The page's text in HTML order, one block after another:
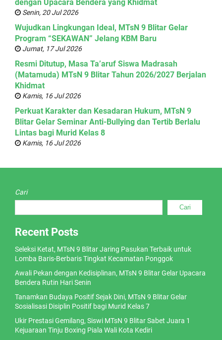
dengan Upacara Bendera yang Khidmat
Senin, 20 Jul 2026
Wujudkan Lingkungan Ideal, MTsN 9 Blitar Gelar
Program “SEKAWAN” Jelang KBM Baru
Jumat, 17 Jul 2026
Resmi Ditutup, Masa Ta’aruf Siswa Madrasah
(Matamuda) MTsN 9 Blitar Tahun 2026/2027 Berjalan
Khidmat
Kamis, 16 Jul 2026
Perkuat Karakter dan Kesadaran Hukum, MTsN 9
Blitar Gelar Seminar Anti-Bullying dan Tertib Berlalu
Lintas bagi Murid Kelas 8
Kamis, 16 Jul 2026
Cari
Cari
Recent Posts
Seleksi Ketat, MTsN 9 Blitar Jaring Pasukan Terbaik untuk
Lomba Baris-Berbaris Tingkat Kecamatan Ponggok
Awali Pekan dengan Kedisiplinan, MTsN 9 Blitar Gelar Upacara
Bendera Rutin Hari Senin
Tanamkan Budaya Positif Sejak Dini, MTsN 9 Blitar Gelar
Sosialisasi Disiplin Positif bagi Murid Kelas 7
Ukir Prestasi Gemilang, Siswi MTsN 9 Blitar Sabet Juara 1
Kejuaraan Tinju Boxing Piala Wali Kota Kediri